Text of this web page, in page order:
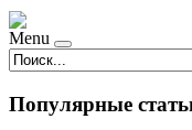
Menu
Популярные